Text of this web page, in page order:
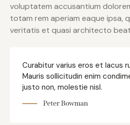
voluptatem accusantium
totam rem aperiam eaque ipsa,
veritatis et quasi architecto
Curabitur varius eros et lacus
Mauris sollicitudin enim
justo non, molestie nisl.
Peter Bowman